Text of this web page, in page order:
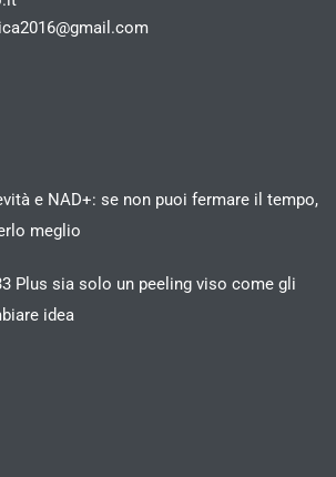
e NAD+: se non puoi fermare il tempo,
meglio
Plus sia solo un peeling viso come gli
idea